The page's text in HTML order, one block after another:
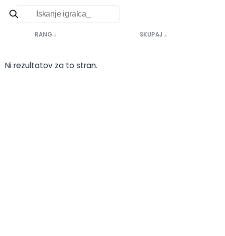
Lestvica 2026
RANG ▲ SKUPAJ ▲
Ni rezultatov za to stran.